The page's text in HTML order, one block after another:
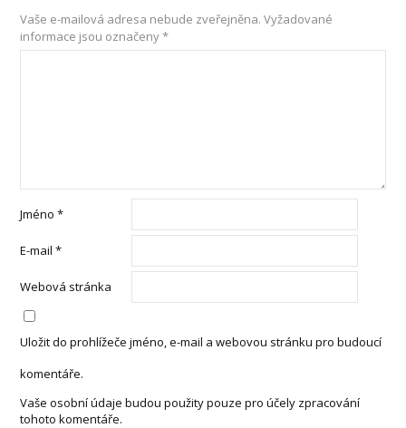
Vaše e-mailová adresa nebude zveřejněna. Vyžadované
informace jsou označeny*
Jméno*
E-mail*
Webová stránka
Uložit do prohlížeče jméno, e-mail a webovou stránku pro budoucí
komentáře.
Vaše osobní údaje budou použity pouze pro účely zpracování
tohoto komentáře.